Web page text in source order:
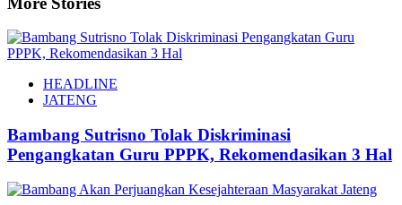
HEADLINE
JATENG
Bambang Sutrisno Tolak Diskriminasi
Pengangkatan Guru PPPK, Rekomendasikan 3 Hal